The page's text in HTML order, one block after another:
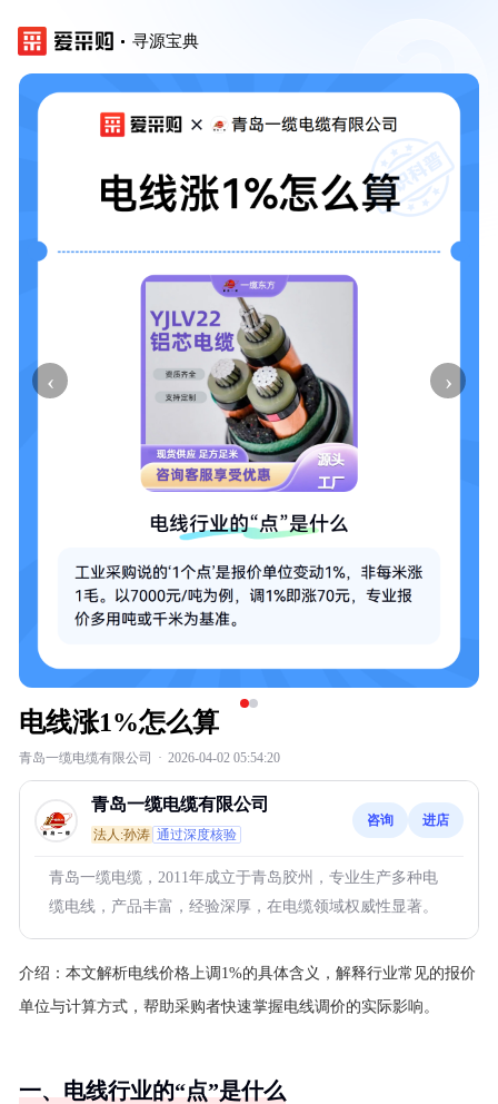
寻源宝典
‹ ›
电线涨1%怎么算
青岛一缆电缆有限公司 · 2026-04-02 05:54:20
青岛一缆电缆有限公司
法人:孙涛 通过深度核验
咨询 进店
青岛一缆电缆，2011年成立于青岛胶州，专业生产多种电
缆电线，产品丰富，经验深厚，在电缆领域权威性显著。
介绍： 本文解析电线价格上调1%的具体含义，解释行业常见的报价
单位与计算方式，帮助采购者快速掌握电线调价的实际影响。
一、电线行业的“点”是什么